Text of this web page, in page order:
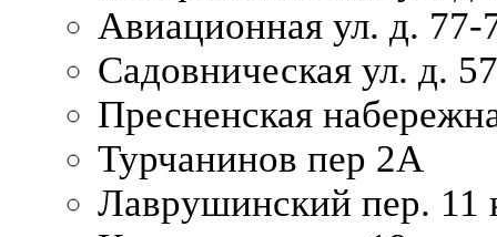
Авиационная ул. д. 77-
Садовническая ул. д.
Пресненская
Турчанинов пер 2А
Лаврушинский пер. 11